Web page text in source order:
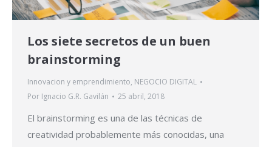
Los siete secretos de un buen
brainstorming
Innovacion y emprendimiento, NEGOCIO DIGITAL
Por Ignacio G.R. Gavilán 25 abril, 2018
El brainstorming es una de las técnicas de
creatividad probablemente más conocidas, una